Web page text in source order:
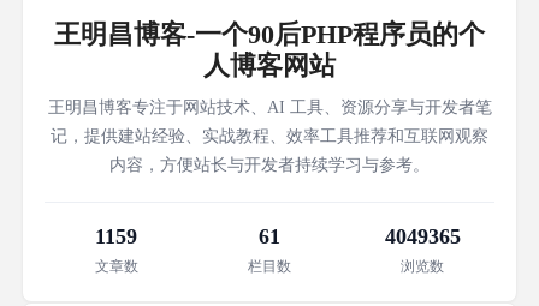
王明昌博客-一个90后PHP程序员的个
人博客网站
王明昌博客专注于网站技术、AI 工具、资源分享与开发者笔
记，提供建站经验、实战教程、效率工具推荐和互联网观察
内容，方便站长与开发者持续学习与参考。
1159
文章数
61
栏目数
4049365
浏览数